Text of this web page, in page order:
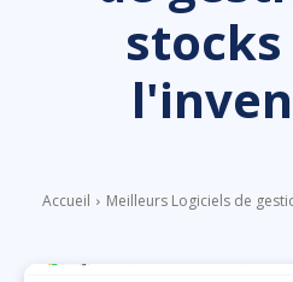
Accueil Meilleurs Logiciels de